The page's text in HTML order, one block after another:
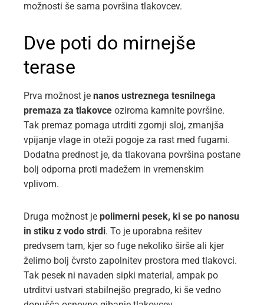
možnosti še sama površina tlakovcev.
Dve poti do mirnejše
terase
Prva možnost je nanos ustreznega tesnilnega
premaza za tlakovce oziroma kamnite površine.
Tak premaz pomaga utrditi zgornji sloj, zmanjša
vpijanje vlage in oteži pogoje za rast med fugami.
Dodatna prednost je, da tlakovana površina postane
bolj odporna proti madežem in vremenskim
vplivom.
Druga možnost je polimerni pesek, ki se po nanosu
in stiku z vodo strdi. To je uporabna rešitev
predvsem tam, kjer so fuge nekoliko širše ali kjer
želimo bolj čvrsto zapolnitev prostora med tlakovci.
Tak pesek ni navaden sipki material, ampak po
utrditvi ustvari stabilnejšo pregrado, ki še vedno